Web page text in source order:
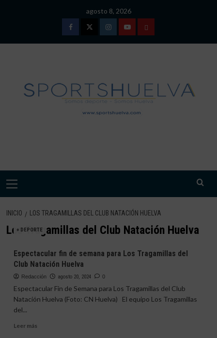
agosto 8, 2026
FacebookTwitterInstagramYoutubeTÉRMINOS
DE
USO
Menú
INICIO LOS TRAGAMILLAS DEL CLUB NATACIÓN HUELVA
Los Tragamillas del Club Natación Huelva
+ DEPORTE
Espectacular fin de semana para Los Tragamillas del
Club Natación Huelva
Redacción agosto 20, 2024 0
Espectacular Fin de Semana para Los Tragamillas del Club
Natación Huelva (Foto: CN Huelva) El equipo Los Tragamillas
del...
Leer másLeer